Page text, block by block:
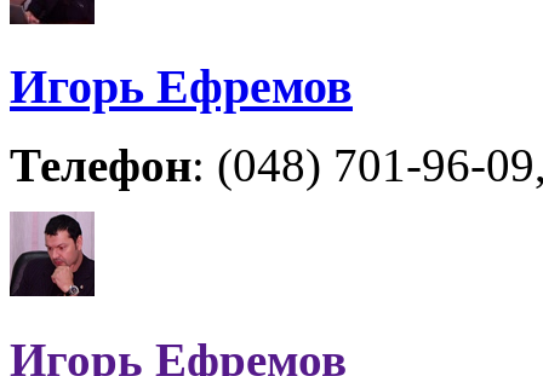
Игорь Ефремов
Телефон: (048) 701-96-
Игорь Ефремов